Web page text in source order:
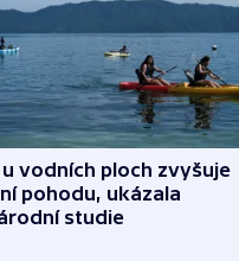
vodních ploch zvyšuje
pohodu, ukázala
studie